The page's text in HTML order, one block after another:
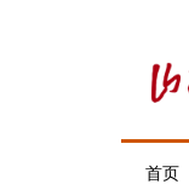
首页